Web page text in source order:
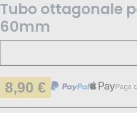
Tubo ottagonale
60mm
8,90 € Paga